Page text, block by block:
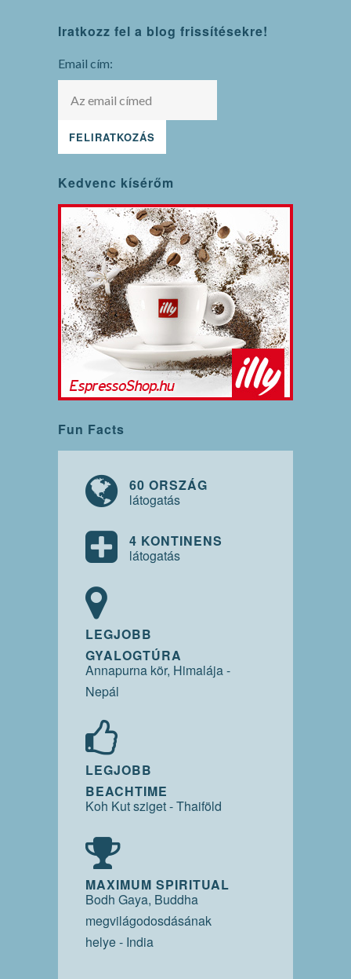
Iratkozz fel a blog frissítésekre!
Email cím:
Kedvenc kísérőm
Fun Facts
60 ORSZÁG
látogatás
4 KONTINENS
látogatás
LEGJOBB
GYALOGTÚRA
Annapurna kör, Himalája -
Nepál
LEGJOBB
BEACHTIME
Koh Kut sziget - Thaiföld
MAXIMUM SPIRITUAL
Bodh Gaya, Buddha
megvilágodosdásának
helye - India